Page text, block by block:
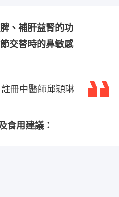
、補肝益腎的功
交替時的鼻敏感
註冊中醫師邱穎琳
食用建議：